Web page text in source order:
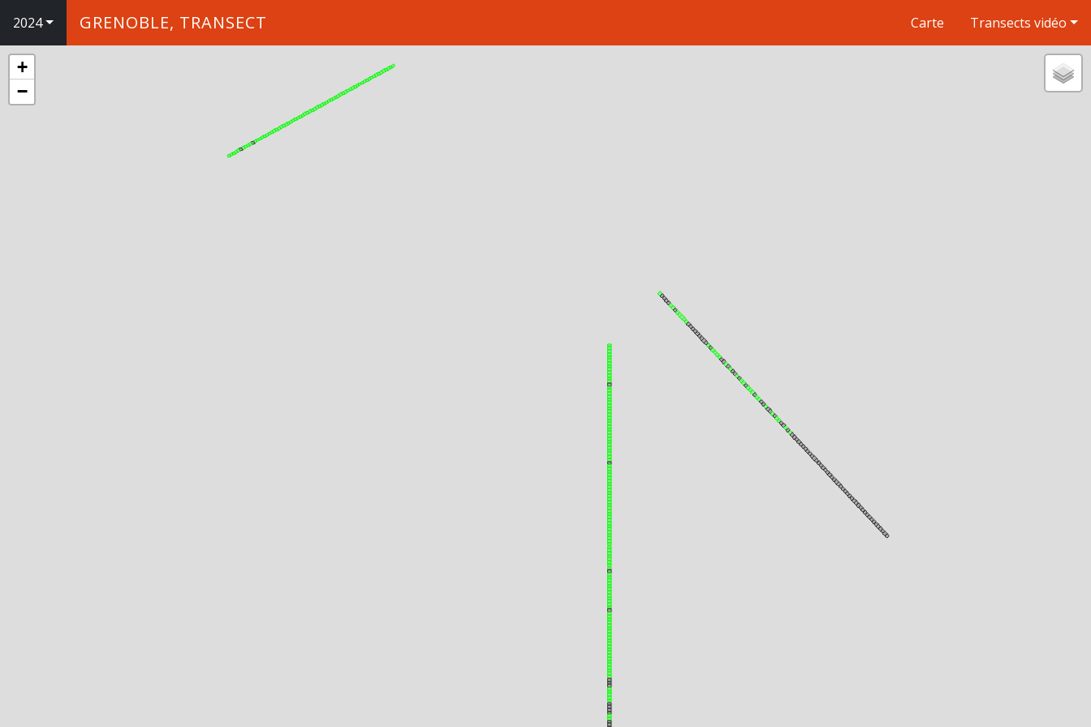
2024 GRENOBLE, TRANSECT Carte Transects vidéo
+
−